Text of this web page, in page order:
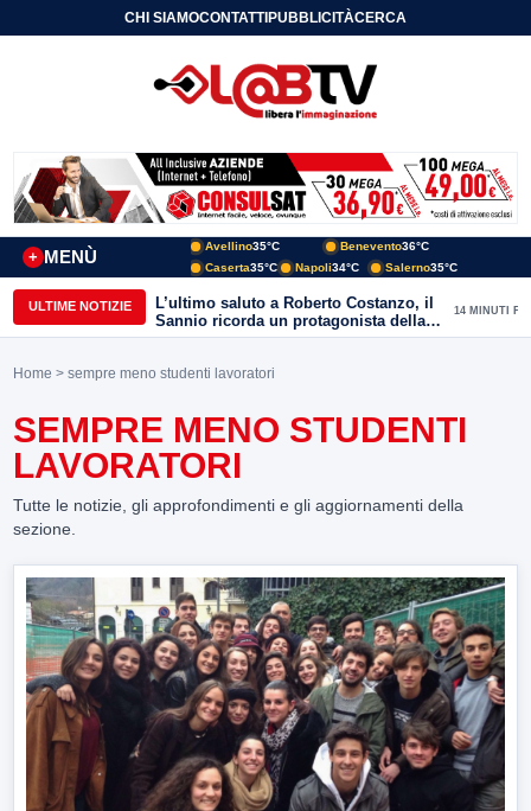
CHI SIAMOCONTATTIPUBBLICITÀCERCA
MENÙ
+
Avellino35°C Benevento36°C
Caserta35°C Napoli34°C Salerno35°C
ULTIME NOTIZIE
L’ultimo saluto a Roberto Costanzo, il
Sannio ricorda un protagonista della
politica e delle aree interne
14 MINUTI FA
Home > sempre meno studenti lavoratori
SEMPRE MENO STUDENTI
LAVORATORI
Tutte le notizie, gli approfondimenti e gli aggiornamenti della
sezione.